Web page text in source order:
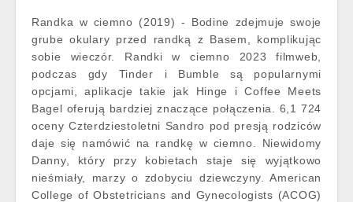
Randka w ciemno (2019) - Bodine zdejmuje swoje
grube okulary przed randką z Basem, komplikując
sobie wieczór. Randki w ciemno 2023 filmweb,
podczas gdy Tinder i Bumble są popularnymi
opcjami, aplikacje takie jak Hinge i Coffee Meets
Bagel oferują bardziej znaczące połączenia. 6,1 724
oceny Czterdziestoletni Sandro pod presją rodziców
daje się namówić na randkę w ciemno. Niewidomy
Danny, który przy kobietach staje się wyjątkowo
nieśmiały, marzy o zdobyciu dziewczyny. American
College of Obstetricians and Gynecologists (ACOG)